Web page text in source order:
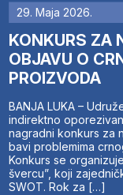
29. Maja 2026.
KONKURS ZA
OBJAVU O
PROIZVODA
BANJA LUKA –
indirektno
nagradni konkurs za
bavi problemima
Konkurs se
švercu”, koji
SWOT. Rok za […]